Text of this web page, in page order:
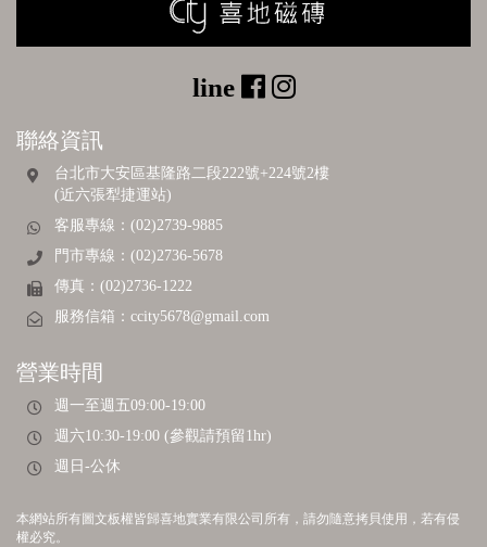
聯絡資訊
台北市大安區基隆路二段222號+224號2樓
(近六張犁捷運站)
客服專線：(02)2739-9885
門市專線：(02)2736-5678
傳真：(02)2736-1222
服務信箱： ccity5678@gmail.com
營業時間
週一至週五09:00-19:00
週六10:30-19:00 (參觀請預留1hr)
週日-公休
本網站所有圖文板權皆歸喜地實業有限公司所有，請勿隨意拷貝使用，若有侵
權必究。